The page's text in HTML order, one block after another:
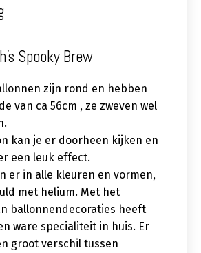
Spooky Brew
zijn rond en hebben
van ca 56cm , ze zweven wel
kan je er doorheen kijken en
een leuk effect.
er in alle kleuren en vormen,
met helium. Met het
ballonnendecoraties heeft
ware specialiteit in huis. Er
groot verschil tussen